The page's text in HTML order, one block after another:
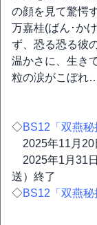
の顔を見て驚愕
万嘉桂(ばん･か
ず、恐る恐る彼
温かさに、生き
粒の涙がこぼれ…
◇BS12「双燕
2025年11月20
2025年1月31
送）終了
◇BS12「双燕